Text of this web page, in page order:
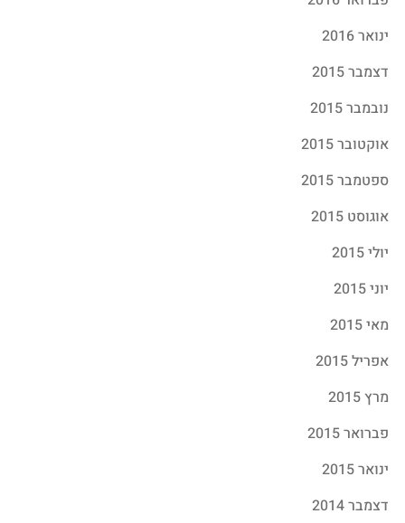
ינואר 2016
דצמבר 2015
נובמבר 2015
אוקטובר 2015
ספטמבר 2015
אוגוסט 2015
יולי 2015
יוני 2015
מאי 2015
אפריל 2015
מרץ 2015
פברואר 2015
ינואר 2015
דצמבר 2014